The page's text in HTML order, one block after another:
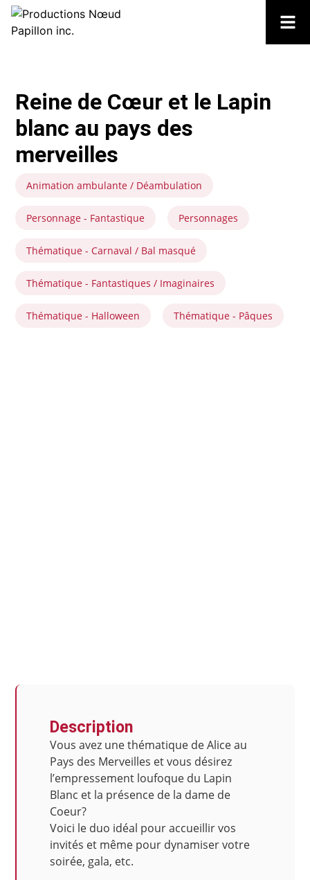
Reine de Cœur et le Lapin
blanc au pays des
merveilles
Animation ambulante / Déambulation
Personnage - Fantastique Personnages
Thématique - Carnaval / Bal masqué
Thématique - Fantastiques / Imaginaires
Thématique - Halloween Thématique - Pâques
Description
Vous avez une thématique de Alice au
Pays des Merveilles et vous désirez
l’empressement loufoque du Lapin
Blanc et la présence de la dame de
Coeur?
Voici le duo idéal pour accueillir vos
invités et même pour dynamiser votre
soirée, gala, etc.